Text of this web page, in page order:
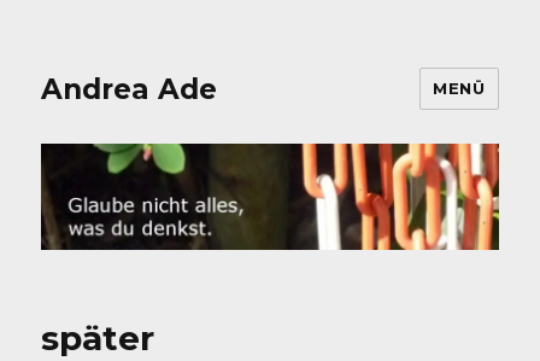
Andrea Ade MENÜ
später